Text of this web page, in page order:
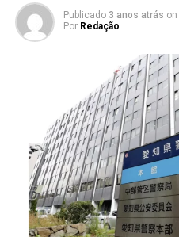
Publicado 3 anos atrás on
Por Redação